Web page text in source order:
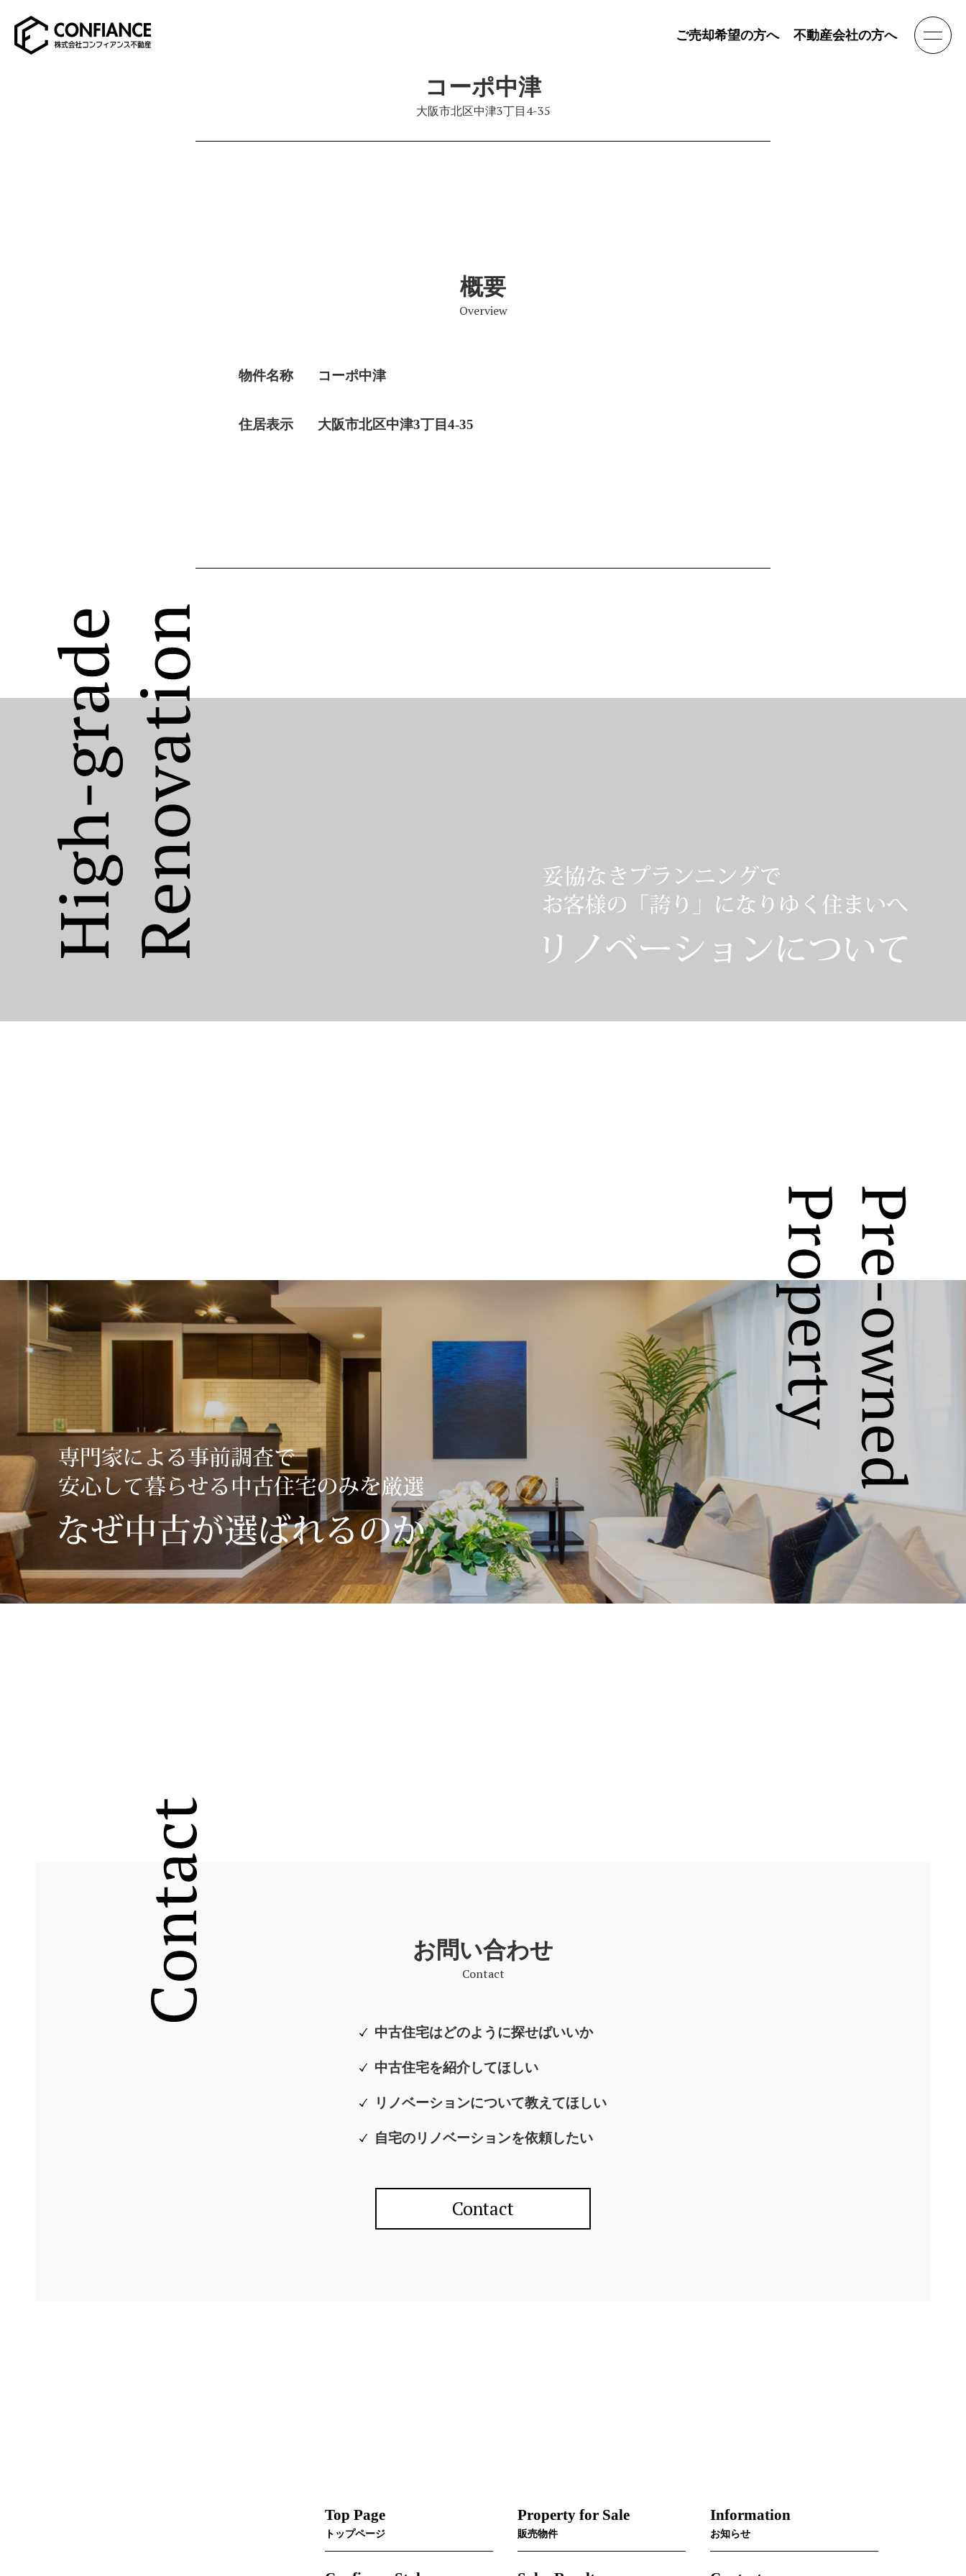
ご売却希望の方へ 不動産会社の方へ
コーポ中津
大阪市北区中津3丁目4-35
概要
Overview
物件名称 コーポ中津
住居表示 大阪市北区中津3丁目4-35
お問い合わせ
Contact
中古住宅はどのように探せばいいか
中古住宅を紹介してほしい
リノベーションについて教えてほしい
自宅のリノベーションを依頼したい
Contact
Top Page
トップページ
Property for Sale
販売物件
Information
お知らせ